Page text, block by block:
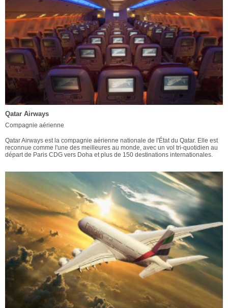
Qatar Airways
Compagnie aérienne
Qatar Airways est la compagnie aérienne nationale de l'État du Qatar. Elle est
reconnue comme l'une des meilleures au monde, avec un vol tri-quotidien au
départ de Paris CDG vers Doha et plus de 150 destinations internationales.